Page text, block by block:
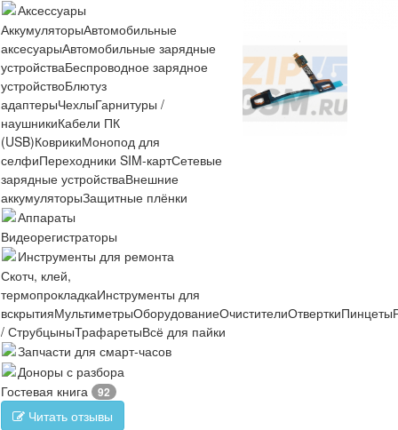
Аксессуары
АккумуляторыАвтомобильные
аксесуарыАвтомобильные зарядные
устройстваБеспроводное зарядное
устройствоБлютуз
адаптерыЧехлыГарнитуры /
наушникиКабели ПК
(USB)КоврикиМонопод для
селфиПереходники SIM-картСетевые
зарядные устройстваВнешние
аккумуляторыЗащитные плёнки
Аппараты
Видеорегистраторы
Инструменты для ремонта
Скотч, клей,
термопрокладкаИнструменты для
вскрытияМультиметрыОборудованиеОчистителиОтверткиПинцеты
/ СтрубцыныТрафаретыВсё для пайки
Запчасти для смарт-часов
Доноры с разбора
Гостевая книга
92
Читать отзывы